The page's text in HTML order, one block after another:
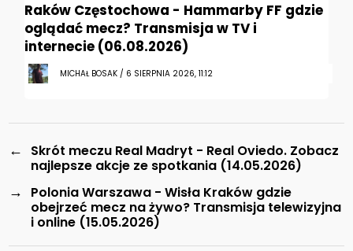
Raków Częstochowa - Hammarby FF gdzie
oglądać mecz? Transmisja w TV i
internecie (06.08.2026)
MICHAŁ BOSAK / 6 SIERPNIA 2026, 11:12
←
Skrót meczu Real Madryt - Real Oviedo. Zobacz
najlepsze akcje ze spotkania (14.05.2026)
→
Polonia Warszawa - Wisła Kraków gdzie
obejrzeć mecz na żywo? Transmisja telewizyjna
i online (15.05.2026)